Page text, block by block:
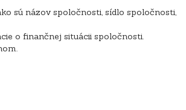
sú názov spoločnosti, sídlo spoločnosti,
o finančnej situácii spoločnosti.